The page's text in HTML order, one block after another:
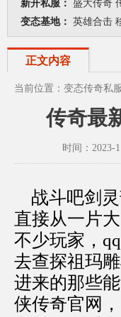
新开私服： 盛大传奇
变态基地： 英雄合击
正文内容
当前位置： 变态传奇私
传奇最
时间：2023-
战斗吧剑灵
直接从一片
不少玩家，
去查探祖玛
进来的那些
侠传奇官网